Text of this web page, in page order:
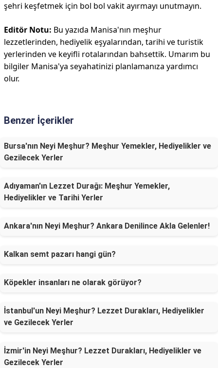
şehri keşfetmek için bol bol vakit ayırmayı unutmayın.
Editör Notu: Bu yazıda Manisa'nın meşhur
lezzetlerinden, hediyelik eşyalarından, tarihi ve turistik
yerlerinden ve keyifli rotalarından bahsettik. Umarım bu
bilgiler Manisa'ya seyahatinizi planlamanıza yardımcı
olur.
Benzer İçerikler
Bursa'nın Neyi Meşhur? Meşhur Yemekler, Hediyelikler ve
Gezilecek Yerler
Adıyaman'ın Lezzet Durağı: Meşhur Yemekler,
Hediyelikler ve Tarihi Yerler
Ankara'nın Neyi Meşhur? Ankara Denilince Akla Gelenler!
Kalkan semt pazarı hangi gün?
Köpekler insanları ne olarak görüyor?
İstanbul'un Neyi Meşhur? Lezzet Durakları, Hediyelikler
ve Gezilecek Yerler
İzmir'in Neyi Meşhur? Lezzet Durakları, Hediyelikler ve
Gezilecek Yerler